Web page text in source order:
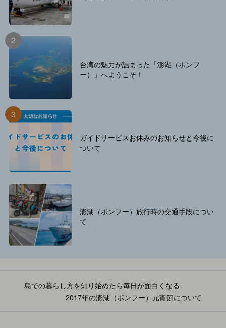
台湾の魅力が詰まった「澎湖（ポンフ
ー）」へようこそ！
ガイドサービスお休みのお知らせと今後に
ついて
澎湖（ポンフー）旅行時の交通手段につい
て
島での暮らし方を知り始めたら毎日が面白くなる
2017年の澎湖（ポンフー）元宵節について